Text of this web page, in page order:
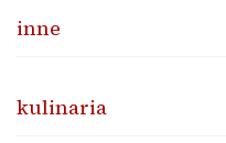
inne
kulinaria